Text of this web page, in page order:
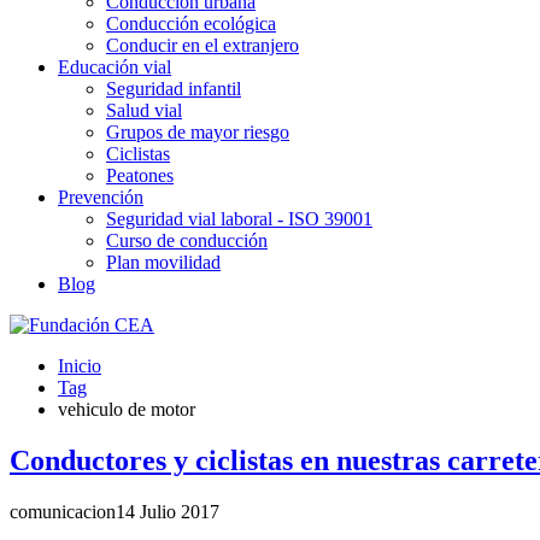
Conducción ecológica
Conducir en el extranjero
Educación vial
Seguridad infantil
Salud vial
Grupos de mayor riesgo
Ciclistas
Peatones
Prevención
Seguridad vial laboral - ISO 39001
Curso de conducción
Plan movilidad
Blog
Inicio
Tag
vehiculo de motor
Conductores y ciclistas en nuestras
comunicacion14 Julio 2017